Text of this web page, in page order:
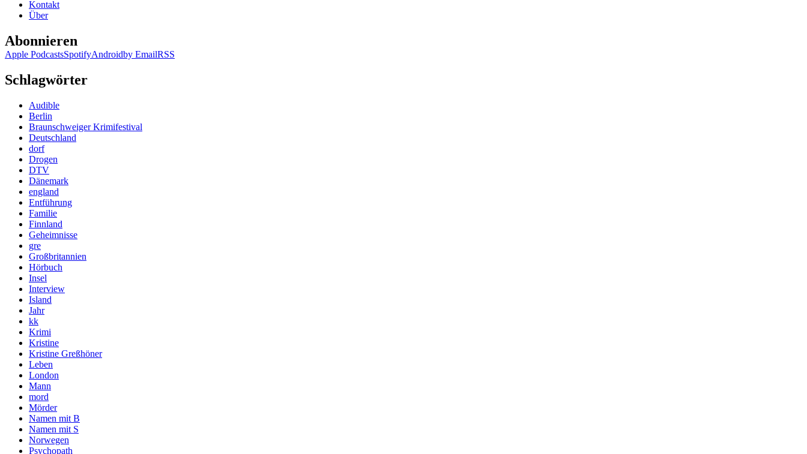
Kontakt
Über
Abonnieren
Apple PodcastsSpotifyAndroidby EmailRSS
Schlagwörter
Audible
Berlin
Braunschweiger Krimifestival
Deutschland
dorf
Drogen
DTV
Dänemark
england
Entführung
Familie
Finnland
Geheimnisse
gre
Großbritannien
Hörbuch
Insel
Interview
Island
Jahr
kk
Krimi
Kristine
Kristine Greßhöner
Leben
London
Mann
mord
Mörder
Namen mit B
Namen mit S
Norwegen
Psychopath